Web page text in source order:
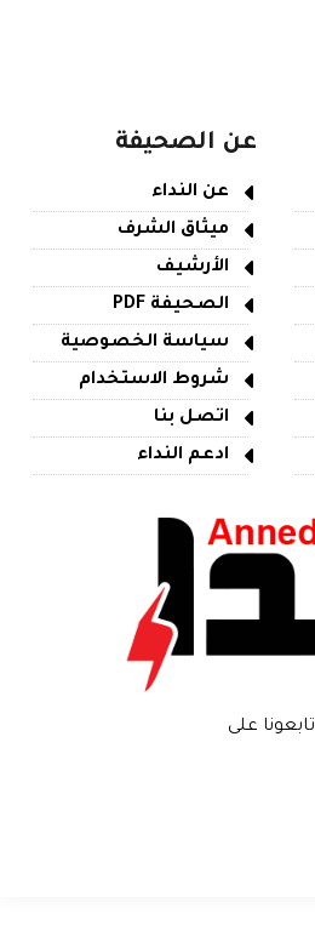
عن الصحيفة
عن النداء
ميثاق الشرف
الأرشيف
الصحيفة PDF
سياسة الخصوصية
شروط الاستخدام
اتصل بنا
ادعم النداء
تابعونا على